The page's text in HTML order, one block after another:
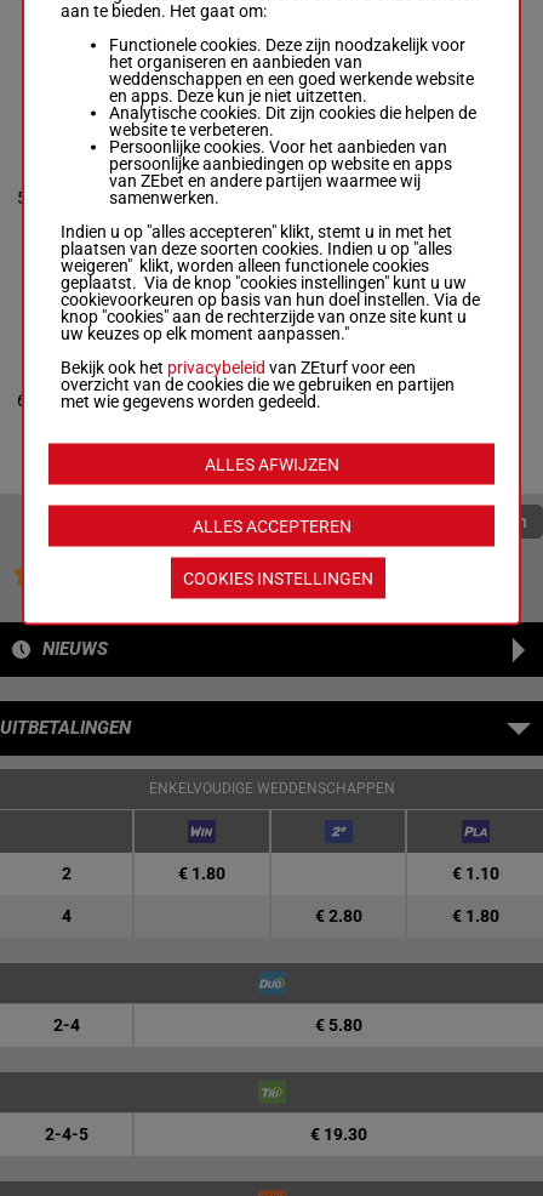
57.5 kg
2p 3p 2p 15p
6p (25) 4p 6p
2p 5p 3p 2p 2p
kg
4p 6p 2p 5p
3p 2p 2p
5
KING OF
Boutin Hug.-
R/4 -
7p 4p 3p 10p
3p (25) 2p 14p
6p 1p 10p 4p
R/457.5
kg
7p 4p 3p
10p 3p (25)
13p
6
HOODWINK
Besnier H.
Reynier J.
Box: 5 -M/4 -
54.5 kg
5p 3p 1p 10p
M/454.5
kg
5p 11p 6p
(25) 5p 3p
1p 10p 7p
Quoteringen verversen
Jouw favoriete paarden
NIEUWS
UITBETALINGEN
ENKELVOUDIGE WEDDENSCHAPPEN
2 € 1.80 € 1.10
4 € 2.80 € 1.80
2-4 € 5.80
2-4-5 € 19.30
aan te bieden. Het gaat om:
Functionele cookies. Deze zijn noodzakelijk voor
het organiseren en aanbieden van
weddenschappen en een goed werkende website
en apps. Deze kun je niet uitzetten.
Analytische cookies. Dit zijn cookies die helpen de
website te verbeteren.
Persoonlijke cookies. Voor het aanbieden van
persoonlijke aanbiedingen op website en apps
van ZEbet en andere partijen waarmee wij
samenwerken.
Indien u op "alles accepteren" klikt, stemt u in met het
plaatsen van deze soorten cookies. Indien u op "alles
weigeren" klikt, worden alleen functionele cookies
geplaatst. Via de knop "cookies instellingen" kunt u uw
cookievoorkeuren op basis van hun doel instellen. Via de
knop "cookies" aan de rechterzijde van onze site kunt u
uw keuzes op elk moment aanpassen."
Bekijk ook het privacybeleid van ZEturf voor een
overzicht van de cookies die we gebruiken en partijen
met wie gegevens worden gedeeld.
ALLES ACCEPTEREN
ALLES AFWIJZEN
COOKIES INSTELLINGEN